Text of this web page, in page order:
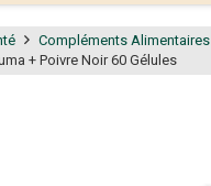
Compléments Alimentaires
+ Poivre Noir 60 Gélules